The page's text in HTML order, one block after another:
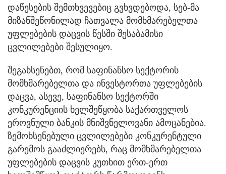
დაწესების შემთხვევებიც გვხვდებოდა, სებ-მა
მიზანშეწონილად ჩათვალა მომხმარებელთა
უფლებების დაცვის წესში შესაბამისი
ცვლილებები შესულიყო.
შეგახსენებთ, რომ საფინანსო სექტორის
მომხმარებელთა და ინვესტორთა უფლებების
დაცვა, ასევე, საფინანსო სექტორში
კონკურენციის ხელშეწყობა საქართველოს
ეროვნული ბანკის მნიშვნელოვანი ამოცანებია.
ზემოხსენებული ცვლილებები კონკურენტული
გარემოს გააძლიერებს, რაც მომხმარებელთა
უფლებების დაცვის კუთხით ერთ-ერთ